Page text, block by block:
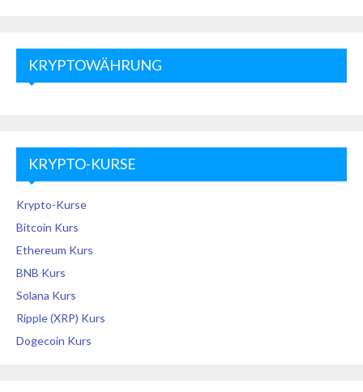
KRYPTOWÄHRUNG
KRYPTO-KURSE
Krypto-Kurse
Bitcoin Kurs
Ethereum Kurs
BNB Kurs
Solana Kurs
Ripple (XRP) Kurs
Dogecoin Kurs